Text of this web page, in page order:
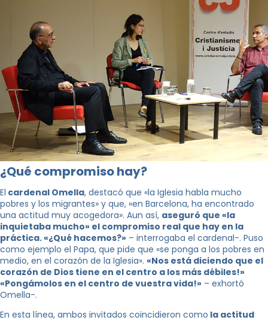
¿Qué compromiso hay?
El cardenal Omella, destacó que «la Iglesia habla mucho
pobres y los migrantes» y que, «en Barcelona, ha encontrado
una actitud muy acogedora». Aun así, aseguró que «la
inquietaba mucho» el compromiso real que hay en la
práctica. «¿Qué hacemos?» – interrogaba el cardenal-. Puso
como ejemplo el Papa, que pide que «se ponga a los pobres en
medio, en el corazón de la Iglesia». «Nos está diciendo que el
corazón de Dios tiene en el centro a los más débiles!»
«Pongámolos en el centro de vuestra vida!» – exhortó
Omella-.
En esta línea, ambos invitados coincidieron como la actitud